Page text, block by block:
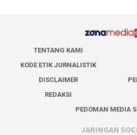
TENTANG KAMI
KODE ETIK JURNALISTIK
DISCLAIMER
REDAKSI
PEDOMAN MEDIA
JARINGAN